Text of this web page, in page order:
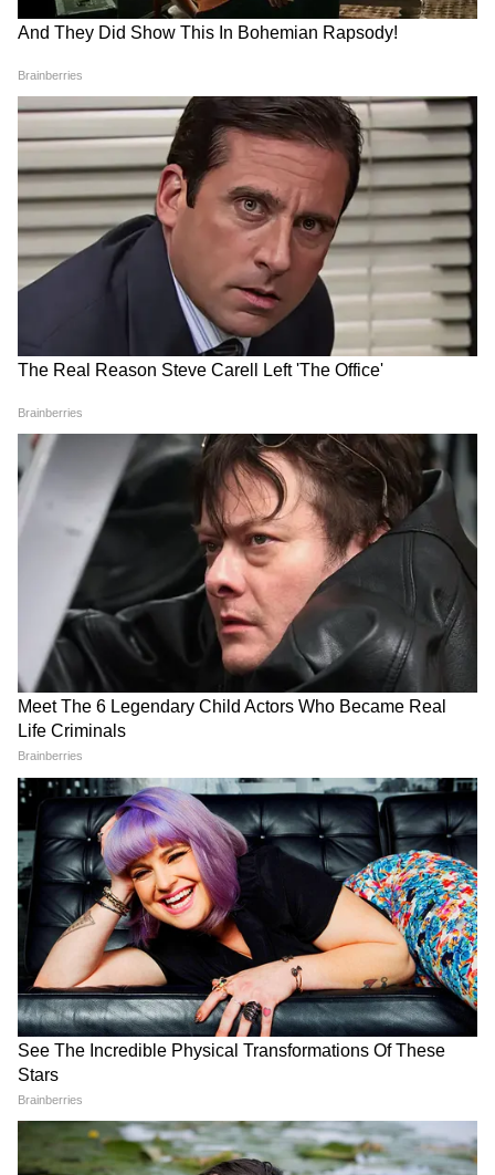
विशेष मौसम चेतावनी की संभावना नहीं जताई गई है। ऐसे
सुहाना बने रहने की उम्मीद है।
पीएम मोदी और अमेरिकी उपराष्ट्रपति
जेडी वेंस की फोन पर लंबी बात, किन
मुद्दों पर हुई चर्चा?
Delimitation पर तमिलनाडु में
बवाल! CM विजय की मीटिंग में 21
सांसद जुटे, लेकिन DMK-AIADMK
ने क्यों किया बॉयकॉट?
JPSC Protest: ना बोल पा रहे ना
खड़े हो पा रहे, कैसी है 15 दिन से
अन्न त्यागे देवेंद्र महतो की हालत
बेटा अबान अहमद हुआ सुपुर्द-ए-
खाक, लेकिन मां देखने नहीं
आई...आखिर कहां है शाइस्ता परवीन
LATEST VIDEOS
Modi in IIT Delhi: '1 लाख करोड़..अंग्रेजी में
बोलूं', देश के युवाओं को Modi ने दिया बहुत बड़ा
टास्क
देर रात Rishabh Pant की इस शिकायत पर
CM Pushkar Dhami की पहली प्रतिक्रिया